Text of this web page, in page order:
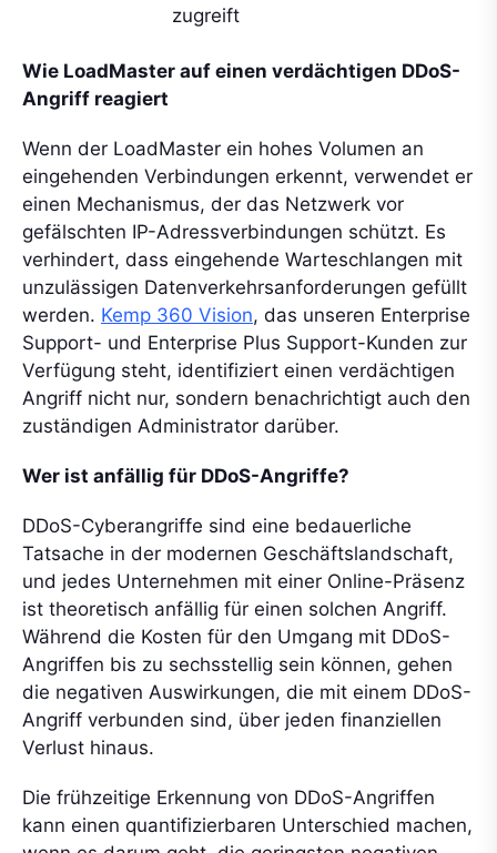
zugreift
Wie LoadMaster auf einen verdächtigen DDoS-
Angriff reagiert
Wenn der LoadMaster ein hohes Volumen an
eingehenden Verbindungen erkennt, verwendet er
einen Mechanismus, der das Netzwerk vor
gefälschten IP-Adressverbindungen schützt. Es
verhindert, dass eingehende Warteschlangen mit
unzulässigen Datenverkehrsanforderungen gefüllt
werden. Kemp 360 Vision, das unseren Enterprise
Support- und Enterprise Plus Support-Kunden zur
Verfügung steht, identifiziert einen verdächtigen
Angriff nicht nur, sondern benachrichtigt auch den
zuständigen Administrator darüber.
Wer ist anfällig für DDoS-Angriffe?
DDoS-Cyberangriffe sind eine bedauerliche
Tatsache in der modernen Geschäftslandschaft,
und jedes Unternehmen mit einer Online-Präsenz
ist theoretisch anfällig für einen solchen Angriff.
Während die Kosten für den Umgang mit DDoS-
Angriffen bis zu sechsstellig sein können, gehen
die negativen Auswirkungen, die mit einem DDoS-
Angriff verbunden sind, über jeden finanziellen
Verlust hinaus.
Die frühzeitige Erkennung von DDoS-Angriffen
kann einen quantifizierbaren Unterschied machen,